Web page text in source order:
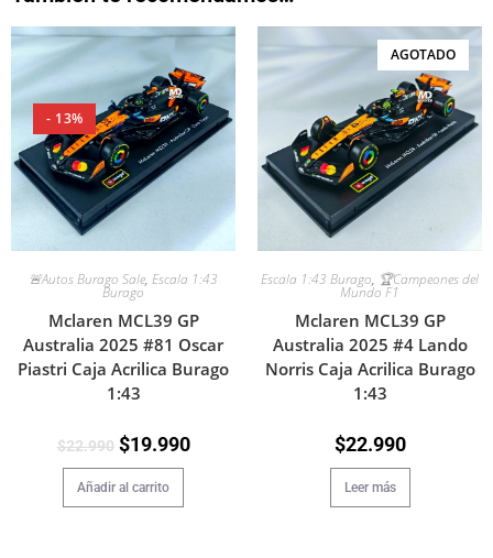
- 13%
🚨Autos Burago Sale, Escala 1:43
Burago
Mclaren MCL39 GP
Australia 2025 #81 Oscar
Piastri Caja Acrilica Burago
1:43
$22.990 $19.990
Añadir al carrito
AGOTADO
Escala 1:43 Burago, 🏆Campeones del
Mundo F1
Mclaren MCL39 GP
Australia 2025 #4 Lando
Norris Caja Acrilica Burago
1:43
$22.990
Leer más